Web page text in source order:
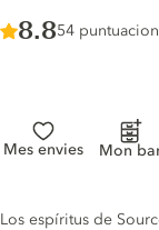
Score :
8.8/ 10
54
Mes envies Mon
Gin description
Los espíritus de